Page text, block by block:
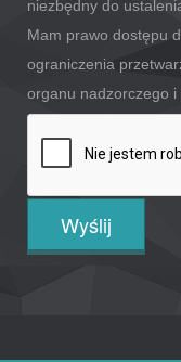
niezbędny do
Mam prawo dostępu
ograniczenia
organu nadzorczego i